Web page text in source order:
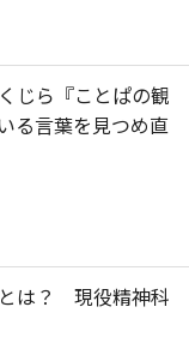
じら『ことぱの観
る言葉を見つめ直
とは？ 現役精神科